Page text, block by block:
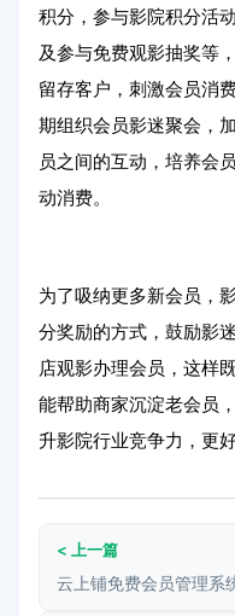
积分，参与影院积分活
及参与免费观影抽奖等
留存客户，刺激会员消
期组织会员影迷聚会，
员之间的互动，培养会
动消费。
为了吸纳更多新会员，
分奖励的方式，鼓励影
店观影办理会员，这样
能帮助商家沉淀老会员
升影院行业竞争力，更
< 上一篇
云上铺免费会员管理系